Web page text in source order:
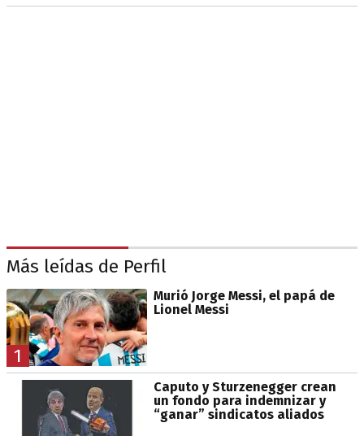
Más leídas de Perfil
1
Murió Jorge Messi, el papá de
Lionel Messi
Caputo y Sturzenegger crean
un fondo para indemnizar y
“ganar” sindicatos aliados